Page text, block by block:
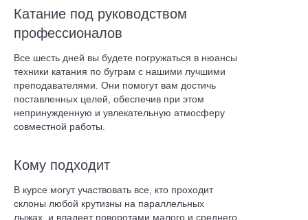
Катание под руководством
профессионалов
Все шесть дней вы будете погружаться в нюансы
техники катания по буграм с нашими лучшими
преподавателями. Они помогут вам достичь
поставленных целей, обеспечив при этом
непринужденную и увлекательную атмосферу
совместной работы.
Кому подходит
В курсе могут участвовать все, кто проходит
склоны любой крутизны на параллельных
лыжах, и владеет поворотами малого и среднего